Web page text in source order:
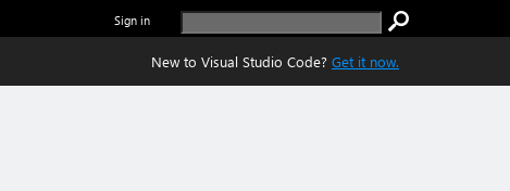
Sign in
New to Visual Studio Code? Get it now.